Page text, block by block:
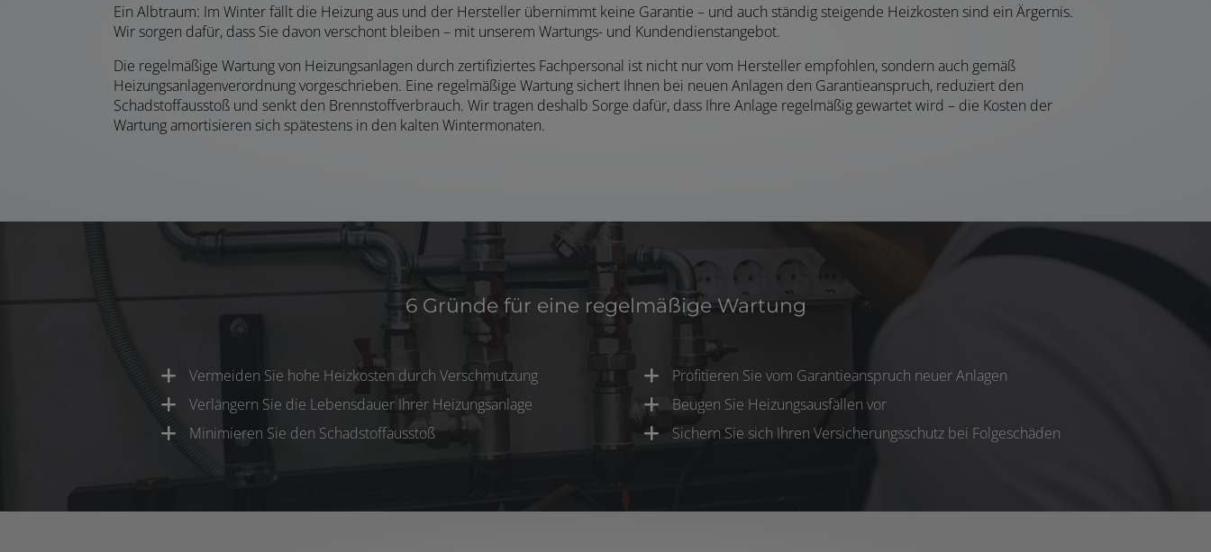
Ein Albtraum: Im Winter fällt die Heizung aus und der Hersteller übernimmt keine Garantie – und auch ständig steigende Heizkosten sind ein Ärgernis.
Wir sorgen dafür, dass Sie davon verschont bleiben – mit unserem Wartungs- und Kundendienstangebot.
Die regelmäßige Wartung von Heizungsanlagen durch zertifiziertes Fachpersonal ist nicht nur vom Hersteller empfohlen, sondern auch gemäß
Heizungsanlagenverordnung vorgeschrieben. Eine regelmäßige Wartung sichert Ihnen bei neuen Anlagen den Garantieanspruch, reduziert den
Schadstoffausstoß und senkt den Brennstoffverbrauch. Wir tragen deshalb Sorge dafür, dass Ihre Anlage regelmäßig gewartet wird – die Kosten der
Wartung amortisieren sich spätestens in den kalten Wintermonaten.
6 Gründe für eine regelmäßige Wartung
Vermeiden Sie hohe Heizkosten durch Verschmutzung
Verlängern Sie die Lebensdauer Ihrer Heizungsanlage
Minimieren Sie den Schadstoffausstoß
Profitieren Sie vom Garantieanspruch neuer Anlagen
Beugen Sie Heizungsausfällen vor
Sichern Sie sich Ihren Versicherungsschutz bei Folgeschäden